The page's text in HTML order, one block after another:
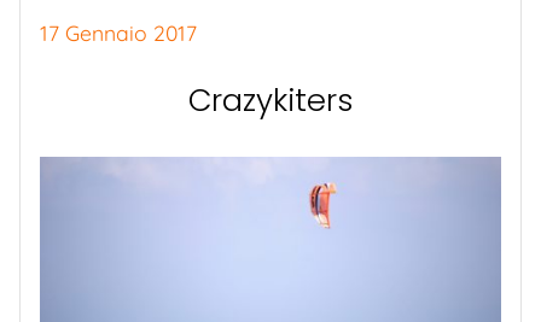
17 Gennaio 2017
Crazykiters